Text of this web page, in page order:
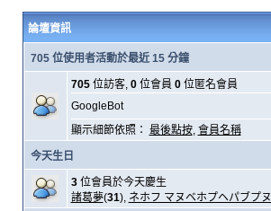
論壇資訊
705 位使用者活動於最近 15 分鐘
705位訪客, 0位會員 0位匿名會員
GoogleBot
顯示細節依照： 最後點按, 會員名稱
今天生日
3位會員於今天慶生
諸葛夢(31), ネホフ マヌベホプヘパブプヌ